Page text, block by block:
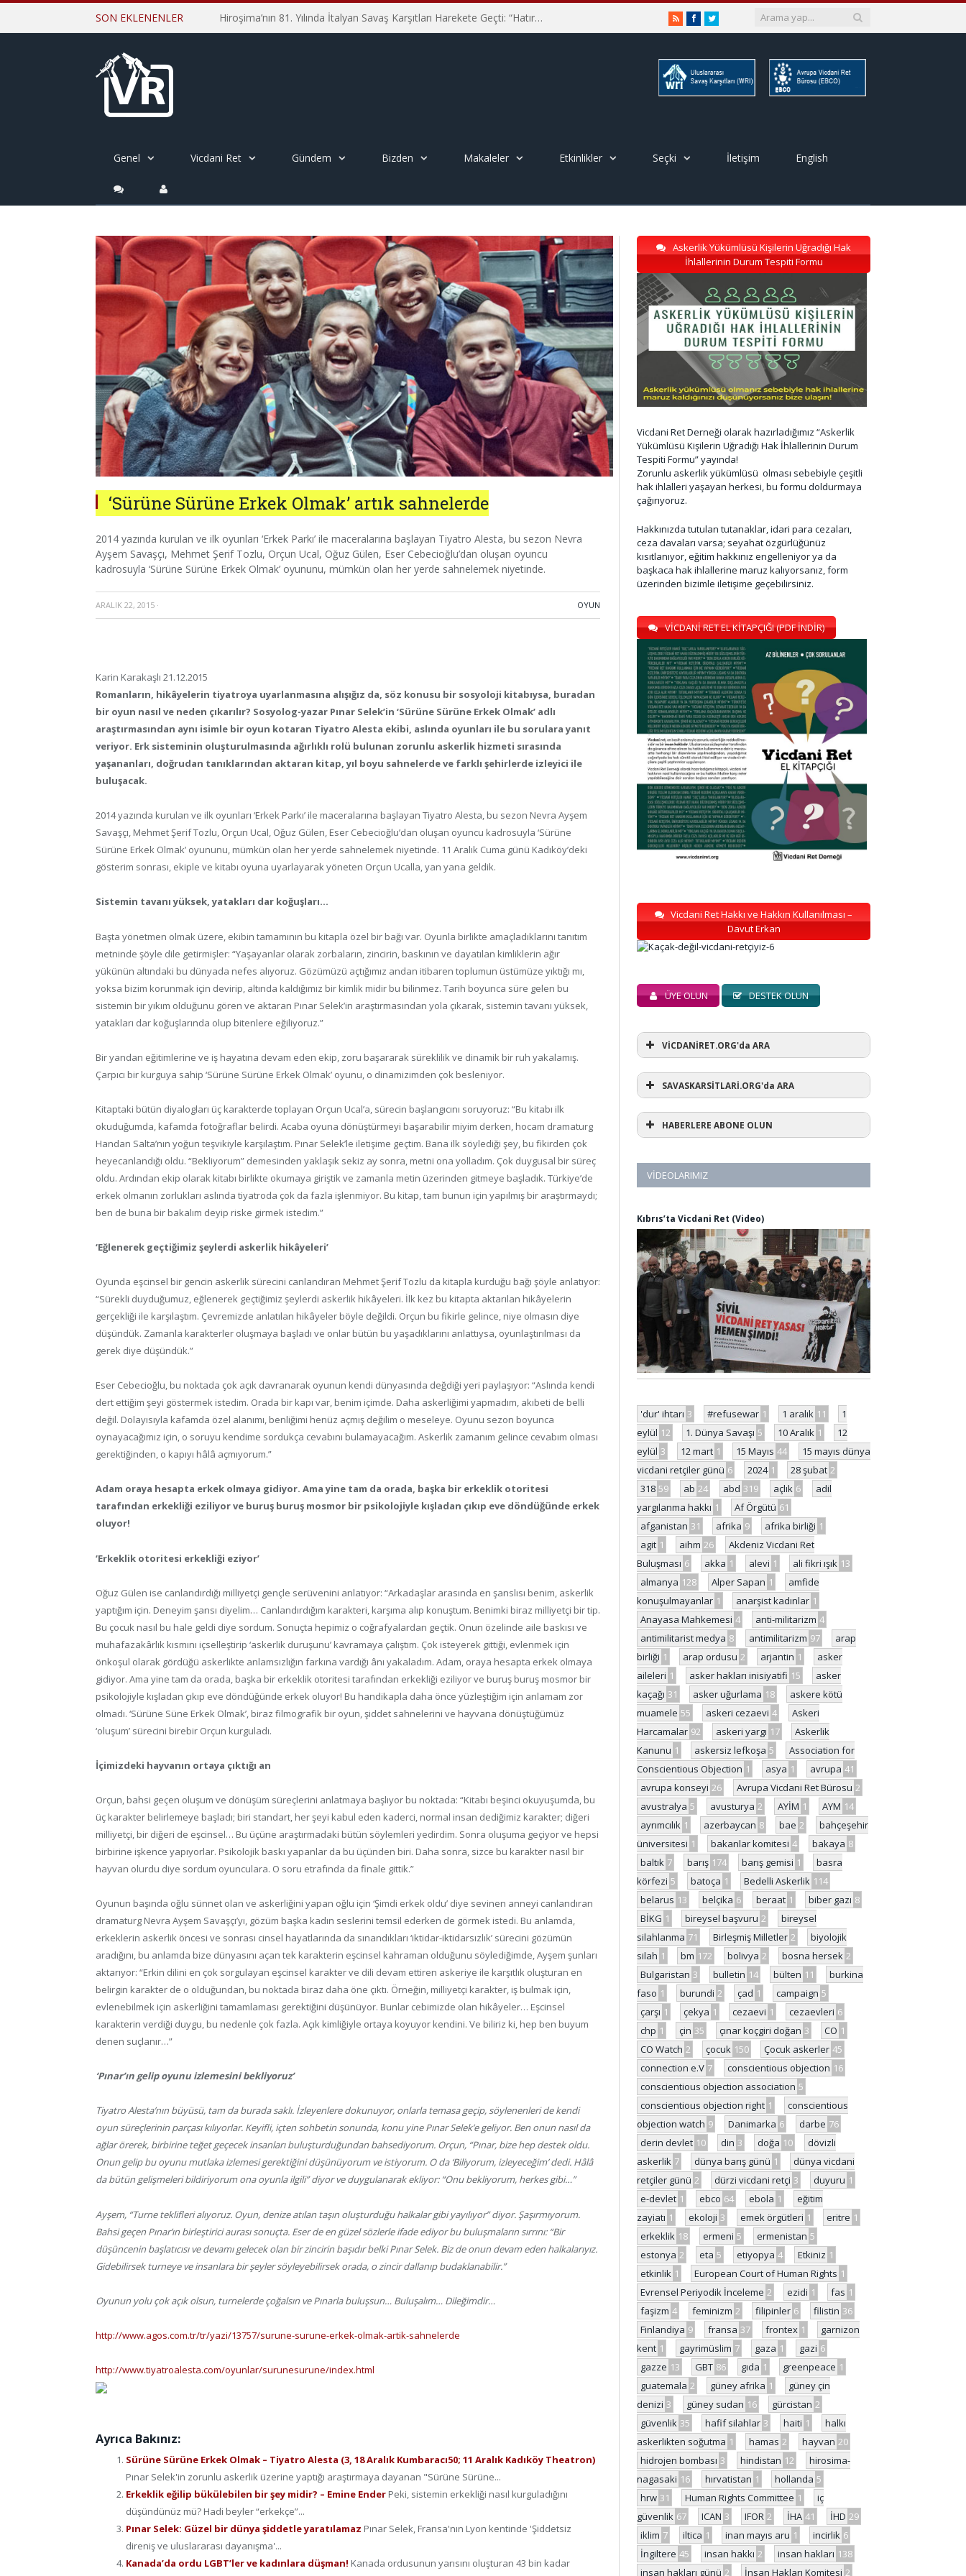
SON EKLENENLER Hiroşima’nın 81. Yılında İtalyan Savaş Karşıtları Harekete Geçti: “Hatırlamak yeterli değil” RSSFacebookTwitter
Genel Vicdani Ret Gündem Bizden Makaleler Etkinlikler Seçki İletişim English
‘Sürüne Sürüne Erkek Olmak’ artık sahnelerde
2014 yazında kurulan ve ilk oyunları ‘Erkek Parkı’ ile maceralarına başlayan Tiyatro Alesta, bu sezon Nevra
Ayşem Savaşçı, Mehmet Şerif Tozlu, Orçun Ucal, Oğuz Gülen, Eser Cebecioğlu’dan oluşan oyuncu
kadrosuyla ‘Sürüne Sürüne Erkek Olmak’ oyununu, mümkün olan her yerde sahnelemek niyetinde.
ARALIK 22, 2015 · OYUN
Karin Karakaşlı 21.12.2015
Romanların, hikâyelerin tiyatroya uyarlanmasına alışığız da, söz konusu bir sosyoloji kitabıysa, buradan
bir oyun nasıl ve neden çıkarılır? Sosyolog-yazar Pınar Selek’in ‘Sürüne Sürüne Erkek Olmak’ adlı
araştırmasından aynı isimle bir oyun kotaran Tiyatro Alesta ekibi, aslında oyunları ile bu sorulara yanıt
veriyor. Erk sisteminin oluşturulmasında ağırlıklı rolü bulunan zorunlu askerlik hizmeti sırasında
yaşananları, doğrudan tanıklarından aktaran kitap, yıl boyu sahnelerde ve farklı şehirlerde izleyici ile
buluşacak.
2014 yazında kurulan ve ilk oyunları ‘Erkek Parkı’ ile maceralarına başlayan Tiyatro Alesta, bu sezon Nevra Ayşem
Savaşçı, Mehmet Şerif Tozlu, Orçun Ucal, Oğuz Gülen, Eser Cebecioğlu’dan oluşan oyuncu kadrosuyla ‘Sürüne
Sürüne Erkek Olmak’ oyununu, mümkün olan her yerde sahnelemek niyetinde. 11 Aralık Cuma günü Kadıköy’deki
gösterim sonrası, ekiple ve kitabı oyuna uyarlayarak yöneten Orçun Ucalla, yan yana geldik.
Sistemin tavanı yüksek, yatakları dar koğuşları…
Başta yönetmen olmak üzere, ekibin tamamının bu kitapla özel bir bağı var. Oyunla birlikte amaçladıklarını tanıtım
metninde şöyle dile getirmişler: “Yaşayanlar olarak zorbaların, zincirin, baskının ve dayatılan kimliklerin ağır
yükünün altındaki bu dünyada nefes alıyoruz. Gözümüzü açtığımız andan itibaren toplumun üstümüze yıktığı mı,
yoksa bizim korunmak için devirip, altında kaldığımız bir kimlik midir bu bilinmez. Tarih boyunca süre gelen bu
sistemin bir yıkım olduğunu gören ve aktaran Pınar Selek’in araştırmasından yola çıkarak, sistemin tavanı yüksek,
yatakları dar koğuşlarında olup bitenlere eğiliyoruz.”
Bir yandan eğitimlerine ve iş hayatına devam eden ekip, zoru başararak süreklilik ve dinamik bir ruh yakalamış.
Çarpıcı bir kurguya sahip ‘Sürüne Sürüne Erkek Olmak’ oyunu, o dinamizimden çok besleniyor.
Kitaptaki bütün diyalogları üç karakterde toplayan Orçun Ucal’a, sürecin başlangıcını soruyoruz: “Bu kitabı ilk
okuduğumda, kafamda fotoğraflar belirdi. Acaba oyuna dönüştürmeyi başarabilir miyim derken, hocam dramaturg
Handan Salta’nın yoğun teşvikiyle karşılaştım. Pınar Selek’le iletişime geçtim. Bana ilk söylediği şey, bu fikirden çok
heyecanlandığı oldu. “Bekliyorum” demesinden yaklaşık sekiz ay sonra, metni ona yolladım. Çok duygusal bir süreç
oldu. Ardından ekip olarak kitabı birlikte okumaya giriştik ve zamanla metin üzerinden gitmeye başladık. Türkiye’de
erkek olmanın zorlukları aslında tiyatroda çok da fazla işlenmiyor. Bu kitap, tam bunun için yapılmış bir araştırmaydı;
ben de buna bir bakalım deyip riske girmek istedim.”
‘Eğlenerek geçtiğimiz şeylerdi askerlik hikâyeleri’
Oyunda eşcinsel bir gencin askerlik sürecini canlandıran Mehmet Şerif Tozlu da kitapla kurduğu bağı şöyle anlatıyor:
“Sürekli duyduğumuz, eğlenerek geçtiğimiz şeylerdi askerlik hikâyeleri. İlk kez bu kitapta aktarılan hikâyelerin
gerçekliği ile karşılaştım. Çevremizde anlatılan hikâyeler böyle değildi. Orçun bu fikirle gelince, niye olmasın diye
düşündük. Zamanla karakterler oluşmaya başladı ve onlar bütün bu yaşadıklarını anlattıysa, oyunlaştırılması da
gerek diye düşündük.”
Eser Cebecioğlu, bu noktada çok açık davranarak oyunun kendi dünyasında değdiği yeri paylaşıyor: “Aslında kendi
dert ettiğim şeyi göstermek istedim. Orada bir kapı var, benim içimde. Daha askerliğimi yapmadım, akıbeti de belli
değil. Dolayısıyla kafamda özel alanımı, benliğimi henüz açmış değilim o meseleye. Oyunu sezon boyunca
oynayacağımız için, o soruyu kendime sordukça cevabını bulamayacağım. Askerlik zamanım gelince cevabım olması
gerektiğinden, o kapıyı hâlâ açmıyorum.”
Adam oraya hesapta erkek olmaya gidiyor. Ama yine tam da orada, başka bir erkeklik otoritesi
tarafından erkekliği eziliyor ve buruş buruş mosmor bir psikolojiyle kışladan çıkıp eve döndüğünde erkek
oluyor!
‘Erkeklik otoritesi erkekliği eziyor’
Oğuz Gülen ise canlandırdığı milliyetçi gençle serüvenini anlatıyor: “Arkadaşlar arasında en şanslısı benim, askerlik
yaptığım için. Deneyim şansı diyelim… Canlandırdığım karakteri, karşıma alıp konuştum. Benimki biraz milliyetçi bir tip.
Bu çocuk nasıl bu hale geldi diye sordum. Sonuçta hepimiz o coğrafyalardan geçtik. Onun özelinde aile baskısı ve
muhafazakârlık kısmını içselleştirip ‘askerlik duruşunu’ kavramaya çalıştım. Çok isteyerek gittiği, evlenmek için
önkoşul olarak gördüğü askerlikte anlamsızlığın farkına vardığı ânı yakaladım. Adam, oraya hesapta erkek olmaya
gidiyor. Ama yine tam da orada, başka bir erkeklik otoritesi tarafından erkekliği eziliyor ve buruş buruş mosmor bir
psikolojiyle kışladan çıkıp eve döndüğünde erkek oluyor! Bu handikapla daha önce yüzleştiğim için anlamam zor
olmadı. ‘Sürüne Süne Erkek Olmak’, biraz filmografik bir oyun, şiddet sahnelerini ve hayvana dönüştüğümüz
‘oluşum’ sürecini birebir Orçun kurguladı.
İçimizdeki hayvanın ortaya çıktığı an
Orçun, bahsi geçen oluşum ve dönüşüm süreçlerini anlatmaya başlıyor bu noktada: “Kitabı beşinci okuyuşumda, bu
üç karakter belirlemeye başladı; biri standart, her şeyi kabul eden kaderci, normal insan dediğimiz karakter; diğeri
milliyetçi, bir diğeri de eşcinsel… Bu üçüne araştırmadaki bütün söylemleri yedirdim. Sonra oluşuma geçiyor ve hepsi
birbirine işkence yapıyorlar. Psikolojik baskı yapanlar da bu üçünden biri. Daha sonra, sizce bu karakter nasıl bir
hayvan olurdu diye sordum oyunculara. O soru etrafında da finale gittik.”
Oyunun başında oğlu sünnet olan ve askerliğini yapan oğlu için ‘Şimdi erkek oldu’ diye sevinen anneyi canlandıran
dramaturg Nevra Ayşem Savaşçı’yı, gözüm başka kadın seslerini temsil ederken de görmek istedi. Bu anlamda,
erkeklerin askerlik öncesi ve sonrası cinsel hayatlarında da sınandıkları ‘iktidar-iktidarsızlık’ sürecini gözümün
aradığını, bu anlamda bize dünyasını açan tek karakterin eşcinsel kahraman olduğunu söylediğimde, Ayşem şunları
aktarıyor: “Erkin dilini en çok sorgulayan eşcinsel karakter ve dili devam ettiren askeriye ile karşıtlık oluşturan en
belirgin karakter de o olduğundan, bu noktada biraz daha öne çıktı. Örneğin, milliyetçi karakter, iş bulmak için,
evlenebilmek için askerliğini tamamlaması gerektiğini düşünüyor. Bunlar cebimizde olan hikâyeler… Eşcinsel
karakterin verdiği duygu, bu nedenle çok fazla. Açık kimliğiyle ortaya koyuyor kendini. Ve biliriz ki, hep ben buyum
denen suçlanır…”
‘Pınar’ın gelip oyunu izlemesini bekliyoruz’
Tiyatro Alesta’nın büyüsü, tam da burada saklı. İzleyenlere dokunuyor, onlarla temasa geçip, söylenenleri de kendi
oyun süreçlerinin parçası kılıyorlar. Keyifli, içten sohbetin sonunda, konu yine Pınar Selek’e geliyor. Ben onun nasıl da
ağlar örerek, birbirine teğet geçecek insanları buluşturduğundan bahsediyorum. Orçun, “Pınar, bize hep destek oldu.
Onun gelip bu oyunu mutlaka izlemesi gerektiğini düşünüyorum ve istiyorum. O da ‘Biliyorum, izleyeceğim’ dedi. Hâlâ
da bütün gelişmeleri bildiriyorum ona oyunla ilgili” diyor ve duygulanarak ekliyor: “Onu bekliyorum, herkes gibi…”
Ayşem, “Turne teklifleri alıyoruz. Oyun, denize atılan taşın oluşturduğu halkalar gibi yayılıyor” diyor. Şaşırmıyorum.
Bahsi geçen Pınar’ın birleştirici aurası sonuçta. Eser de en güzel sözlerle ifade ediyor bu buluşmaların sırrını: “Bir
düşüncenin başlatıcısı ve devamı gelecek olan bir zincirin başıdır belki Pınar Selek. Biz de onun devam eden halkalarıyız.
Gidebilirsek turneye ve insanlara bir şeyler söyleyebilirsek orada, o zincir dallanıp budaklanabilir.”
Oyunun yolu çok açık olsun, turnelerde çoğalsın ve Pınarla buluşsun… Buluşalım… Dileğimdir…
http://www.agos.com.tr/tr/yazi/13757/surune-surune-erkek-olmak-artik-sahnelerde
http://www.tiyatroalesta.com/oyunlar/surunesurune/index.html
Ayrıca Bakınız:
Sürüne Sürüne Erkek Olmak – Tiyatro Alesta (3, 18 Aralık Kumbaracı50; 11 Aralık Kadıköy Theatron)
Pınar Selek'in zorunlu askerlik üzerine yaptığı araştırmaya dayanan "Sürüne Sürüne...
Erkeklik eğilip bükülebilen bir şey midir? – Emine Ender Peki, sistemin erkekliği nasıl kurguladığını
düşündünüz mü? Hadi beyler “erkekçe”...
Pınar Selek: Güzel bir dünya şiddetle yaratılamaz Pınar Selek, Fransa'nın Lyon kentinde 'Şiddetsiz
direniş ve uluslararası dayanışma'...
Kanada’da ordu LGBT’ler ve kadınlara düşman! Kanada ordusunun yarısını oluşturan 43 bin kadar
Askerlik Yükümlüsü Kişilerin Uğradığı Hak
İhlallerinin Durum Tespiti Formu
Vicdani Ret Derneği olarak hazırladığımız “Askerlik
Yükümlüsü Kişilerin Uğradığı Hak İhlallerinin Durum
Tespiti Formu” yayında!
Zorunlu askerlik yükümlüsü olması sebebiyle çeşitli
hak ihlalleri yaşayan herkesi, bu formu doldurmaya
çağırıyoruz.
Hakkınızda tutulan tutanaklar, idari para cezaları,
ceza davaları varsa; seyahat özgürlüğünüz
kısıtlanıyor, eğitim hakkınız engelleniyor ya da
başkaca hak ihlallerine maruz kalıyorsanız, form
üzerinden bizimle iletişime geçebilirsiniz.
VİCDANİ RET EL KİTAPÇIĞI (PDF İNDİR)
Vicdani Ret Hakkı ve Hakkın Kullanılması –
Davut Erkan
ÜYE OLUN DESTEK OLUN
VİCDANİRET.ORG'da ARA
SAVASKARSİTLARİ.ORG'da ARA
HABERLERE ABONE OLUN
VIDEOLARIMIZ
Kıbrıs’ta Vicdani Ret (Video)
'dur' ihtarı 3 #refusewar 1 1 aralık 11
1
eylül 12 1. Dünya Savaşı 5 10 Aralık 1
12
eylül 3 12 mart 1 15 Mayıs 44
15 mayıs dünya
vicdani retçiler günü 6 2024 1 28 şubat 2
318 59 ab 24 abd 319 açlık 6
adil
yargılanma hakkı 1 Af Örgütü 61
afganistan 31 afrika 9 afrika birliği 1
agit 1 aihm 26
Akdeniz Vicdani Ret
Buluşması 6 akka 1 alevi 1 ali fikri ışık 13
almanya 128 Alper Sapan 1
amfide
konuşulmayanlar 1 anarşist kadınlar 1
Anayasa Mahkemesi 4 anti-militarizm 4
antimilitarist medya 8 antimilitarizm 97
arap
birliği 1 arap ordusu 2 arjantin 1
asker
aileleri 1 asker hakları inisiyatifi 15
asker
kaçağı 31 asker uğurlama 18
askere kötü
muamele 55 askeri cezaevi 4
Askeri
Harcamalar 92 askeri yargı 17
Askerlik
Kanunu 1 askersiz lefkoşa 5
Association for
Conscientious Objection 1 asya 1 avrupa 41
avrupa konseyi 26 Avrupa Vicdani Ret Bürosu 2
avustralya 5 avusturya 2 AYİM 1 AYM 14
ayrımcılık 1 azerbaycan 8 bae 2
bahçeşehir
üniversitesi 1 bakanlar komitesi 4 bakaya 8
baltık 7 barış 174 barış gemisi 1
basra
körfezi 5 batoça 1 Bedelli Askerlik 114
belarus 13 belçika 6 beraat 1 biber gazı 8
BİKG 1 bireysel başvuru 2
bireysel
silahlanma 71 Birleşmiş Milletler 2
biyolojik
silah 1 bm 172 bolivya 2 bosna hersek 2
Bulgaristan 3 bulletin 14 bülten 11
burkina
faso 1 burundi 2 çad 1 campaign 5
çarşı 1 çekya 1 cezaevi 1 cezaevleri 6
chp 1 çin 35 çınar koçgiri doğan 3 CO 1
CO Watch 2 çocuk 150 Çocuk askerler 45
connection e.V 7 conscientious objection 16
conscientious objection association 5
conscientious objection right 1
conscientious
objection watch 9 Danimarka 6 darbe 76
derin devlet 10 din 3 doğa 10
dövizli
askerlik 7 dünya barış günü 1
dünya vicdani
retçiler günü 2 dürzi vicdani retçi 3 duyuru 1
e-devlet 1 ebco 64 ebola 1
eğitim
zayiatı 1 ekoloji 3 emek örgütleri 1 eritre 1
erkeklik 18 ermeni 5 ermenistan 5
estonya 2 eta 5 etiyopya 4 Etkiniz 1
etkinlik 1 European Court of Human Rights 1
Evrensel Periyodik İnceleme 2 ezidi 1 fas 1
faşizm 4 feminizm 2 filipinler 6 filistin 36
Finlandiya 9 fransa 37 frontex 1
garnizon
kent 1 gayrimüslim 7 gaza 1 gazi 6
gazze 13 GBT 86 gıda 1 greenpeace 1
guatemala 2 güney afrika 1
güney çin
denizi 3 güney sudan 16 gürcistan 2
güvenlik 35 hafif silahlar 3 haiti 1
halkı
askerlikten soğutma 1 hamas 2 hayvan 20
hidrojen bombası 3 hindistan 12
hirosima-
nagasaki 16 hırvatistan 1 hollanda 5
hrw 31 Human Rights Committee 1
iç
güvenlik 67 ICAN 3 IFOR 2 İHA 41 İHD 29
iklim 7 iltica 1 inan mayıs aru 1 incirlik 6
İngiltere 45 insan hakkı 2 insan hakları 138
insan hakları günü 2 İnsan Hakları Komitesi 2